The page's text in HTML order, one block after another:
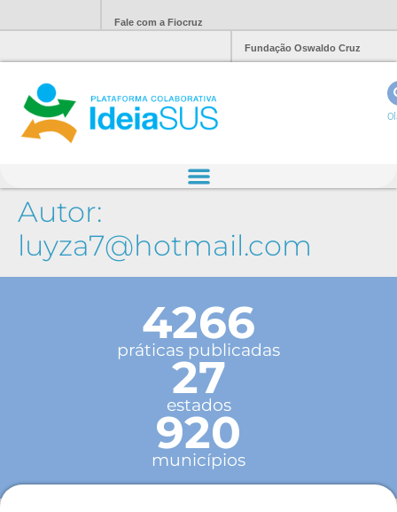
Fale com a Fiocruz
Fundação Oswaldo Cruz
Autor:
luyza7@hotmail.com
4266
práticas publicadas
27
estados
920
municípios